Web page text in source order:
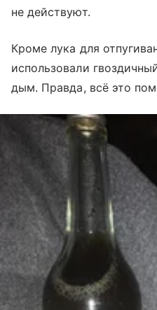
не действуют.
Кроме лука для
использовали
дым. Правда, всё это